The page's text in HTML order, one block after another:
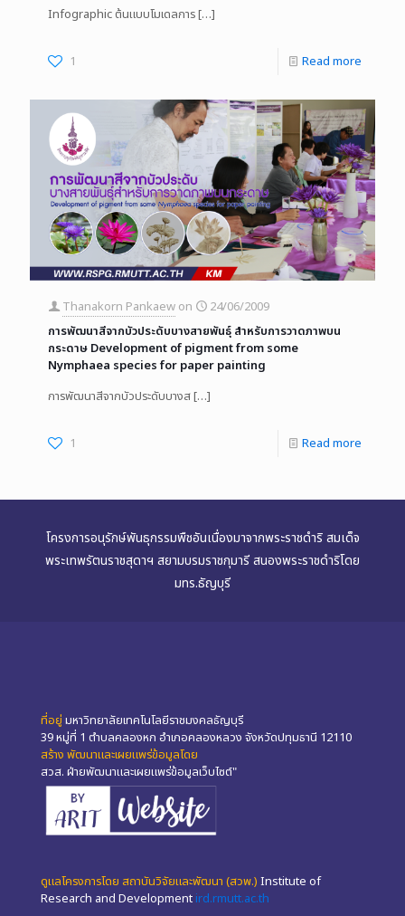
Infographic ต้นแบบโมเดลการ[…]
1 Read more
Thanakorn Pankaew on
24/06/2009
การพัฒนาสีจากบัวประดับบางสายพันธุ์ สำหรับการวาดภาพบน
กระดาษ Development of pigment from some
Nymphaea species for paper painting
การพัฒนาสีจากบัวประดับบางส[…]
1 Read more
โครงการอนุรักษ์พันธุกรรมพืชอันเนื่องมาจากพระราชดำริ สมเด็จ
พระเทพรัตนราชสุดาฯ สยามบรมราชกุมารี สนองพระราชดำริโดย
มทร.ธัญบุรี
ที่อยู่ มหาวิทยาลัยเทคโนโลยีราชมงคลธัญบุรี
39 หมู่ที่ 1 ตำบลคลองหก อำเภอคลองหลวง จังหวัดปทุมธานี 12110
สร้าง พัฒนาและเผยแพร่ข้อมูลโดย
สวส. ฝ่ายพัฒนาและเผยแพร่ข้อมูลเว็บไซต์"
ดูแลโครงการโดย สถาบันวิจัยและพัฒนา (สวพ.) Institute of
Research and Development ird.rmutt.ac.th